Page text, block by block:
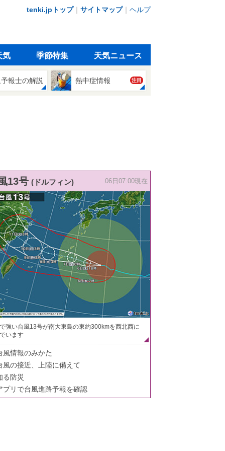
tenki.jpトップ｜ サイトマップ｜ ヘルプ
気 季節特集 天気ニュース
報士の解説 熱中症情報 注目
13号 (ドルフィン) 06日07:00現在
強い台風13号が南大東島の東約300kmを西北西に
います
風情報のみかた
風の接近、上陸に備えて
る防災
プリで台風進路予報を確認